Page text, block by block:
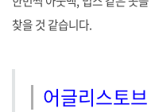
찾을 것 같습니다.
어글리스토